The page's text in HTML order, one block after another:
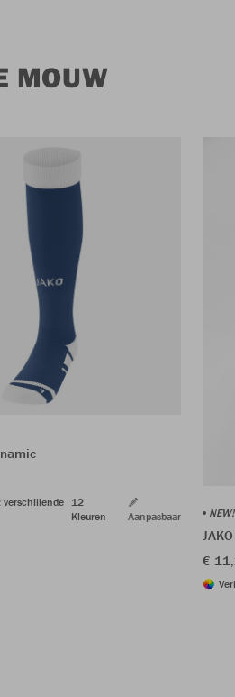
MOUW
verschillende
12
Kleuren
Aanpasbaar NEW!
€